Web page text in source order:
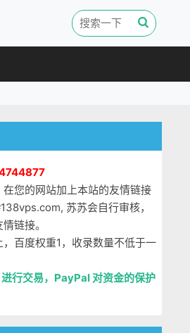
您的网站加上本站的友情链接
苏苏会自行审核，
链接。
百度权重1，收录数量不低于一
行交易，PayPal 对资金的保护